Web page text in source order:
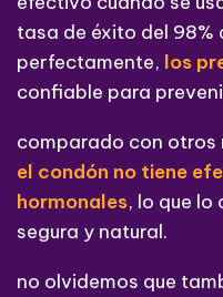
tasa de éxito del 98%
perfectamente, los
confiable para
comparado con
el condón no tiene
hormonales, lo que lo
segura y natural.
no olvidemos que